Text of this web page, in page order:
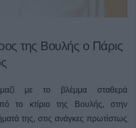
της Βουλής ο Πάρις
μαζί με το βλέμμα σταθερά
το κτίριο της Βουλής, στην
της, στις ανάγκες πρωτίστως